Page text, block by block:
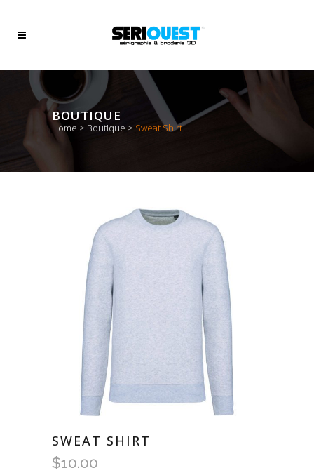
BOUTIQUE
Home > Boutique > Sweat Shirt
SWEAT SHIRT
$10.00